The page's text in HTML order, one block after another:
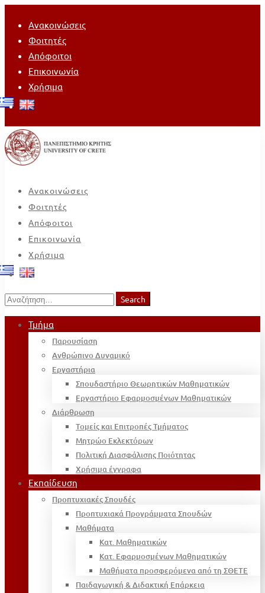
Ανακοινώσεις
Φοιτητές
Απόφοιτοι
Επικοινωνία
Χρήσιμα
Ανακοινώσεις
Φοιτητές
Απόφοιτοι
Επικοινωνία
Χρήσιμα
Search
for:
Search
Τμήμα
Παρουσίαση
Ανθρώπινο Δυναμικό
Εργαστήρια
Σπουδαστήριο Θεωρητικών Μαθηματικών
Εργαστήριο Εφαρμοσμένων Μαθηματικών
Διάρθρωση
Τομείς και Επιτροπές Τμήματος
Μητρώο Εκλεκτόρων
Πολιτική Διασφάλισης Ποιότητας
Χρήσιμα έγγραφα
Εκπαίδευση
Προπτυχιακές Σπουδές
Προπτυχιακά Προγράμματα Σπουδών
Μαθήματα
Κατ. Μαθηματικών
Κατ. Εφαρμοσμένων Μαθηματικών
Μαθήματα προσφερόμενα από τη ΣΘΕΤΕ
Παιδαγωγική & Διδακτική Επάρκεια